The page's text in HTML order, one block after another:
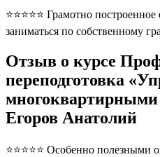
⭐⭐⭐⭐⭐ Грамотно
заниматься по собственному
Отзыв о курсе
переподготовка
Егоров Анатолий
⭐⭐⭐⭐⭐ Особенно полезными